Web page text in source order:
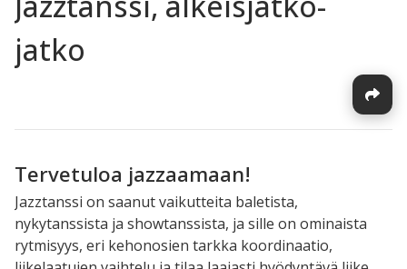
jatko
Tervetuloa jazzaamaan!
Jazztanssi on saanut vaikutteita baletista,
nykytanssista ja showtanssista, ja sille on ominaista
rytmisyys, eri kehonosien tarkka koordinaatio,